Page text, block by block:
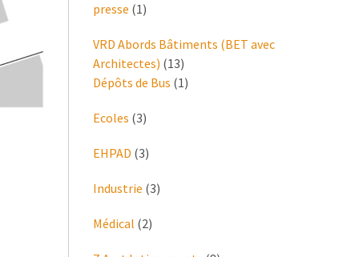
presse (1)
VRD Abords Bâtiments (BET avec
Architectes) (13)
Dépôts de Bus (1)
Ecoles (3)
EHPAD (3)
Industrie (3)
Médical (2)